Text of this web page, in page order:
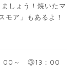
しょう！焼いたマ
モア」もあるよ！
00～ ③13：00